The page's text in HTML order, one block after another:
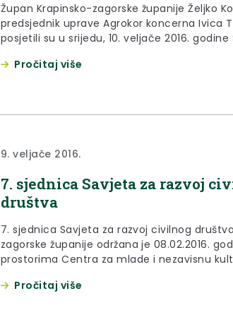
Župan Krapinsko-zagorske županije Željko
predsjednik uprave Agrokor koncerna Ivica
posjetili su u srijedu, 10. veljače 2016. godine
Pročitaj više
9. veljače 2016.
7. sjednica Savjeta za razvoj
društva
7. sjednica Savjeta za razvoj civilnog
zagorske županije održana je 08.02.2016.
prostorima Centra za mlade i nezavisnu
Pročitaj više